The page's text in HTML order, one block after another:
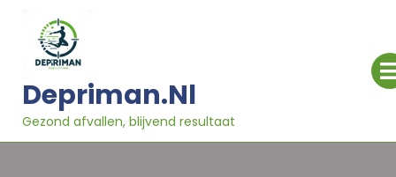
inhoud
Depriman.nl
Gezond afvallen, blijvend resultaat